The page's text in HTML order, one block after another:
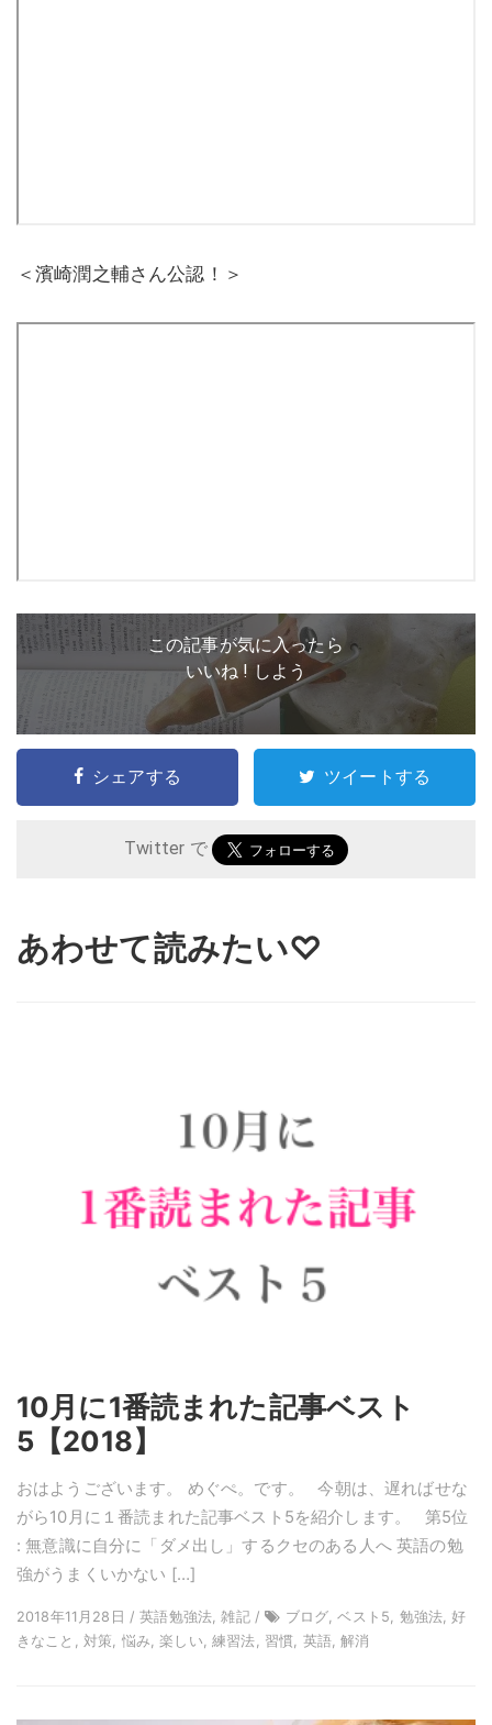
＜濱崎潤之輔さん公認！＞
この記事が気に入ったら
いいね ! しよう
シェアする ツイートする
Twitter で
あわせて読みたい♡
10月に1番読まれた記事ベスト
5【2018】
おはようございます。 めぐぺ。です。 今朝は、遅ればせな
がら10月に１番読まれた記事ベスト5を紹介します。 第5位
: 無意識に自分に「ダメ出し」するクセのある人へ 英語の勉
強がうまくいかない […]
2018年11月28日 / 英語勉強法, 雑記 /
ブログ, ベスト5, 勉強法, 好
きなこと, 対策, 悩み, 楽しい, 練習法, 習慣, 英語, 解消